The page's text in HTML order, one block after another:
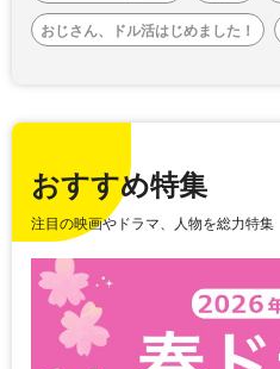
おじさん、ドル活はじめました！
おすすめ特集
注目の映画やドラマ、人物を総力特集